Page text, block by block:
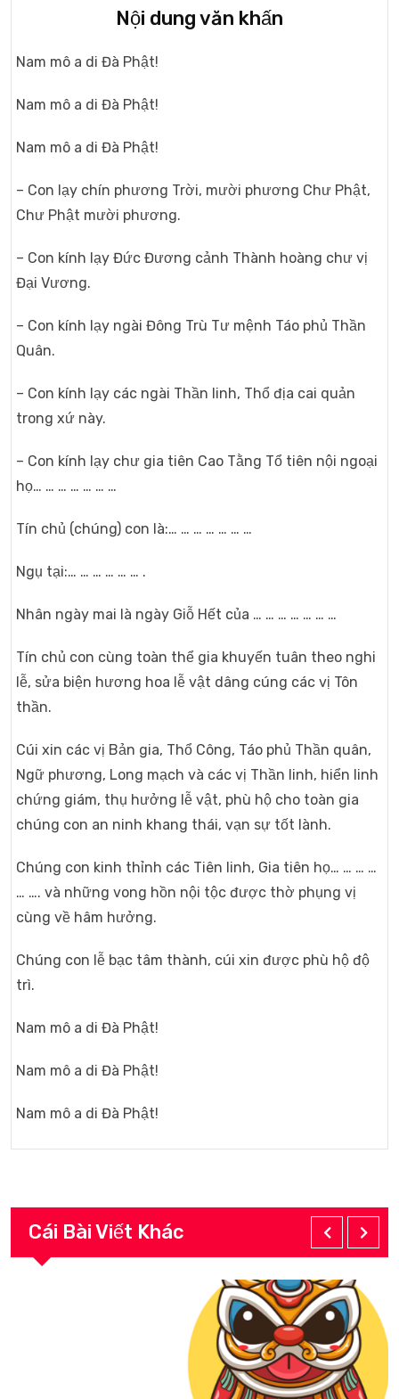
Nội dung văn khấn
Nam mô a di Đà Phật!
Nam mô a di Đà Phật!
Nam mô a di Đà Phật!
– Con lạy chín phương Trời, mười phương Chư Phật,
Chư Phật mười phương.
– Con kính lạy Đức Đương cảnh Thành hoàng chư vị
Đại Vương.
– Con kính lạy ngài Đông Trù Tư mệnh Táo phủ Thần
Quân.
– Con kính lạy các ngài Thần linh, Thổ địa cai quản
trong xứ này.
– Con kính lạy chư gia tiên Cao Tằng Tổ tiên nội ngoại
họ… … … … … … …
Tín chủ (chúng) con là:… … … … … … …
Ngụ tại:… … … … … … .
Nhân ngày mai là ngày Giỗ Hết của … … … … … … …
Tín chủ con cùng toàn thể gia khuyến tuân theo nghi
lễ, sửa biện hương hoa lễ vật dâng cúng các vị Tôn
thần.
Cúi xin các vị Bản gia, Thổ Công, Táo phủ Thần quân,
Ngữ phương, Long mạch và các vị Thần linh, hiển linh
chứng giám, thụ hưởng lễ vật, phù hộ cho toàn gia
chúng con an ninh khang thái, vạn sự tốt lành.
Chúng con kinh thỉnh các Tiên linh, Gia tiên họ… … … …
… …. và những vong hồn nội tộc được thờ phụng vị
cùng về hâm hưởng.
Chúng con lễ bạc tâm thành, cúi xin được phù hộ độ
trì.
Nam mô a di Đà Phật!
Nam mô a di Đà Phật!
Nam mô a di Đà Phật!
Cái Bài Viết Khác